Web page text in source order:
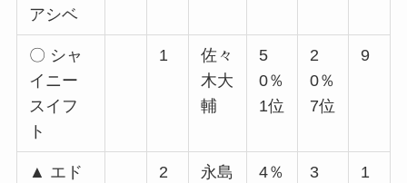
アシベ
〇 シャ
イニー
スイフ
ト
1
佐々
木大
輔
5
0％
1位
2
0％
7位
9
▲ エド
2
永島
4％
3
1